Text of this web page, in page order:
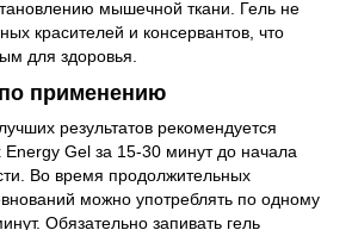
мышечной ткани. Гель не
красителей и консервантов, что
для здоровья.
применению
результатов рекомендуется
Gel за 15-30 минут до начала
Во время продолжительных
можно употреблять по одному
Обязательно запивать гель